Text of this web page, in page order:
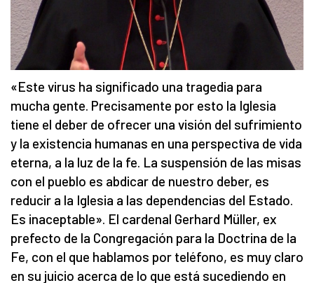
«Este virus ha significado una tragedia para
mucha gente. Precisamente por esto la Iglesia
tiene el deber de ofrecer una visión del sufrimiento
y la existencia humanas en una perspectiva de vida
eterna, a la luz de la fe. La suspensión de las misas
con el pueblo es abdicar de nuestro deber, es
reducir a la Iglesia a las dependencias del Estado.
Es inaceptable». El cardenal Gerhard Müller, ex
prefecto de la Congregación para la Doctrina de la
Fe, con el que hablamos por teléfono, es muy claro
en su juicio acerca de lo que está sucediendo en